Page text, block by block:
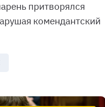
притворялся
комендантский